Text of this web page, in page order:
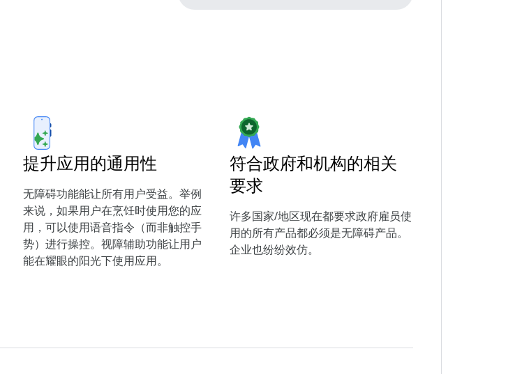
提升应用的通用性
无障碍功能能让所有用户受益。举例
来说，如果用户在烹饪时使用您的应
用，可以使用语音指令（而非触控手
势）进行操控。视障辅助功能让用户
能在耀眼的阳光下使用应用。
符合政府和机构的相关
要求
许多国家/地区现在都要求政府雇员使
用的所有产品都必须是无障碍产品。
企业也纷纷效仿。